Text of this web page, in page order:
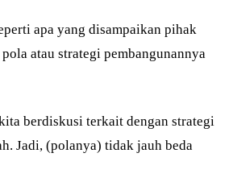
apa yang disampaikan pihak
atau strategi pembangunannya
berdiskusi terkait dengan strategi
Jadi, (polanya) tidak jauh beda